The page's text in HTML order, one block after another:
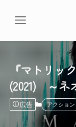
『マトリッ
(2021) ～ネ
広告 アクション